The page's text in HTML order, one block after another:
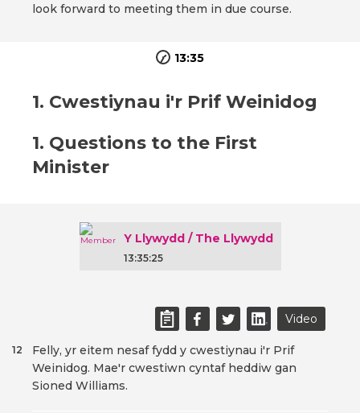
look forward to meeting them in due course.
13:35
1. Cwestiynau i'r Prif Weinidog
1. Questions to the First
Minister
Y Llywydd / The Llywydd
13:35:25
Video
Felly, yr eitem nesaf fydd y cwestiynau i'r Prif
Weinidog. Mae'r cwestiwn cyntaf heddiw gan
Sioned Williams.
12